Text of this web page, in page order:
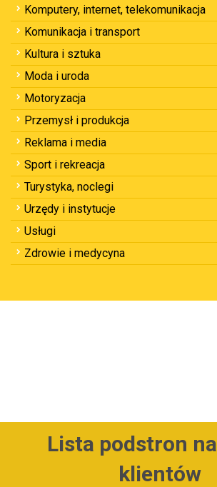
Komputery, internet, telekomunikacja
Komunikacja i transport
Kultura i sztuka
Moda i uroda
Motoryzacja
Przemysł i produkcja
Reklama i media
Sport i rekreacja
Turystyka, noclegi
Urzędy i instytucje
Usługi
Zdrowie i medycyna
Lista podstron
klientów